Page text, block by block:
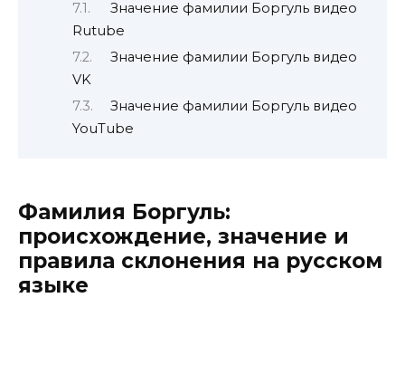
Значение фамилии Боргуль видео
Rutube
Значение фамилии Боргуль видео
VK
Значение фамилии Боргуль видео
YouTube
Фамилия Боргуль:
происхождение, значение и
правила склонения на русском
языке